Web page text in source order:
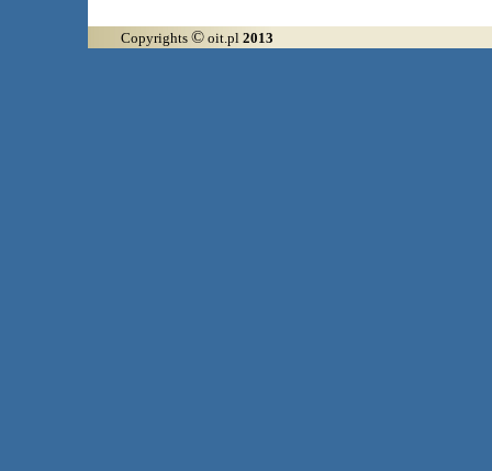
Copyrights © oit.pl 2013